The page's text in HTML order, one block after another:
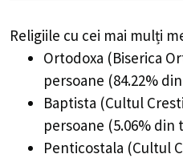
Religiile cu cei mai mulți
Ortodoxa (Biserica
persoane (84.22%
Baptista (Cultul
persoane (5.06%
Penticostala (Cultul